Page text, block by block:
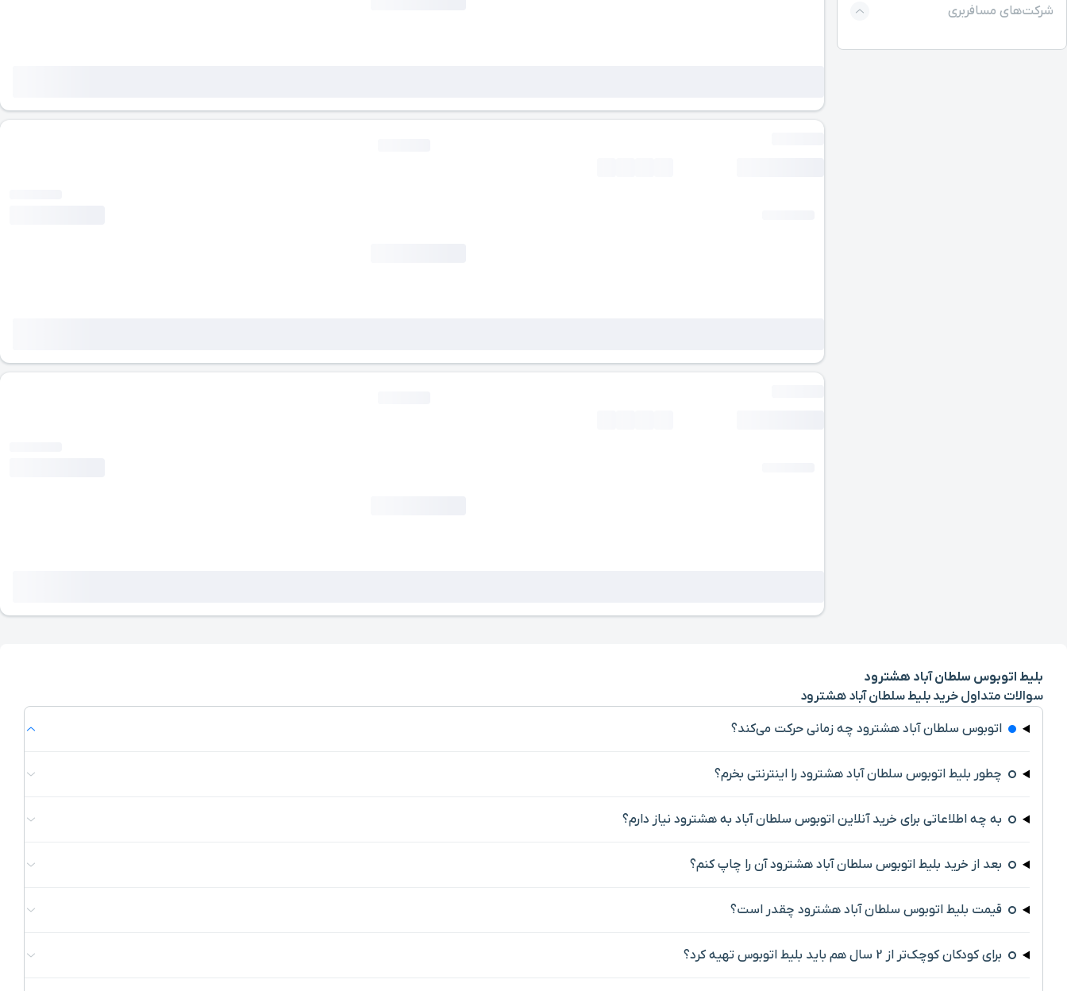
شرکت‌های مسافربری
بلیط اتوبوس سلطان آباد هشترود
سوالات متداول خرید بلیط سلطان آباد هشترود
اتوبوس سلطان آباد هشترود چه زمانی حرکت می‌کند؟
چطور بلیط اتوبوس سلطان آباد هشترود را اینترنتی بخرم؟
به چه اطلاعاتی برای خرید آنلاین اتوبوس سلطان آباد به هشترود نیاز دارم؟
بعد از خرید بلیط اتوبوس سلطان آباد هشترود آن را چاپ کنم؟
قیمت بلیط اتوبوس سلطان آباد هشترود چقدر است؟
برای کودکان کوچک‌تر از 2 سال هم باید بلیط اتوبوس تهیه کرد؟